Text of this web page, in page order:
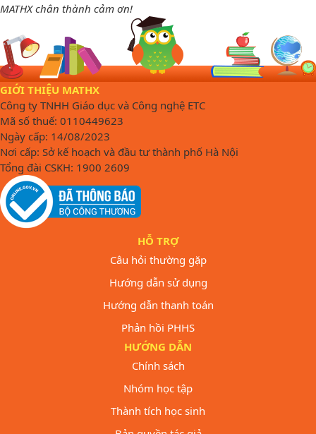
MATHX chân thành cảm ơn!
GIỚI THIỆU MATHX
Công ty TNHH Giáo dục và Công nghệ ETC
Mã số thuế: 0110449623
Ngày cấp: 14/08/2023
Nơi cấp: Sở kế hoạch và đầu tư thành phố Hà Nội
Tổng đài CSKH: 1900 2609
HỖ TRỢ
Câu hỏi thường gặp
Hướng dẫn sử dụng
Hướng dẫn thanh toán
Phản hồi PHHS
HƯỚNG DẪN
Chính sách
Nhóm học tập
Thành tích học sinh